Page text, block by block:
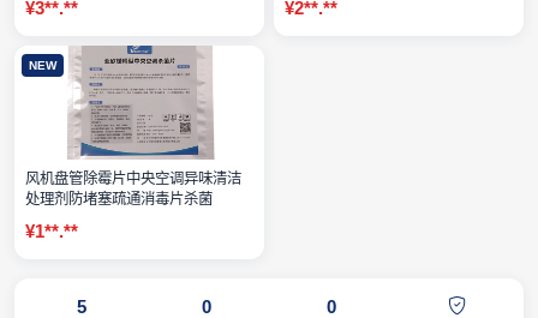
¥3**.** ¥2**.**
NEW
风机盘管除霉片中央空调异味清洁
处理剂防堵塞疏通消毒片杀菌
¥1**.**
5 0 0